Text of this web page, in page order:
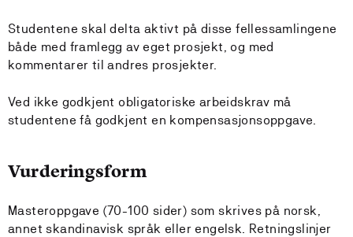
Studentene skal delta aktivt på disse fellessamlingene
både med framlegg av eget prosjekt, og med
kommentarer til andres prosjekter.
Ved ikke godkjent obligatoriske arbeidskrav må
studentene få godkjent en kompensasjonsoppgave.
Vurderingsform
Masteroppgave (70-100 sider) som skrives på norsk,
annet skandinavisk språk eller engelsk. Retningslinjer